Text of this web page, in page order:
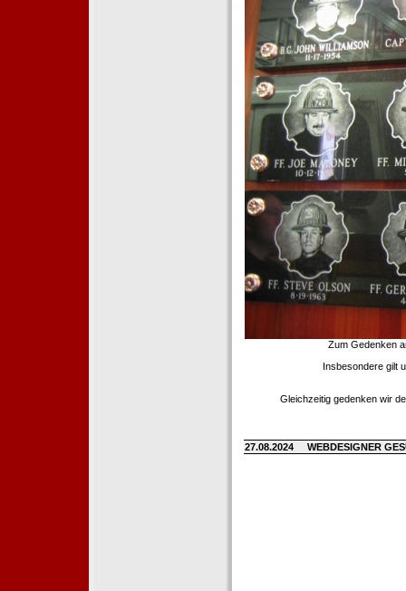
Zum Gedenken
Insbesondere gilt
Gleichzeitig gedenken wir
27.08.2024 WEBDESIGNER